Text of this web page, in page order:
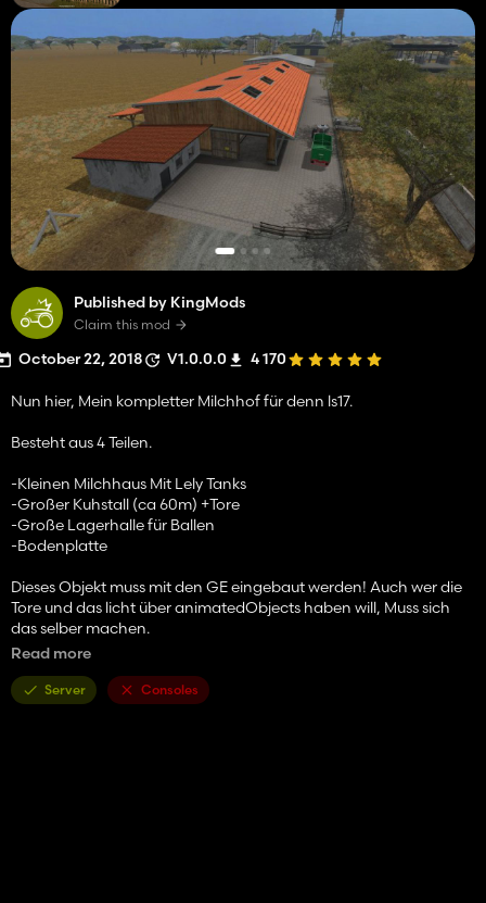
Published by KingMods
Claim this mod
October 22, 2018 V1.0.0.0 4 170
Nun hier, Mein kompletter Milchhof für denn ls17.
Besteht aus 4 Teilen.
-Kleinen Milchhaus Mit Lely Tanks
-Großer Kuhstall (ca 60m) +Tore
-Große Lagerhalle für Ballen
-Bodenplatte
Dieses Objekt muss mit den GE eingebaut werden! Auch wer die
Tore und das licht über animatedObjects haben will, Muss sich
das selber machen.
Triangles: 18046
Read more
Server Consoles